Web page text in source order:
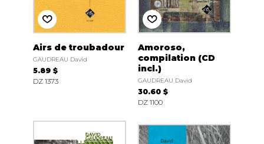
Airs de troubadour
GAUDREAU David
5.89 $
DZ 1373
Amoroso,
compilation (CD
incl.)
GAUDREAU David
30.60 $
DZ 1100